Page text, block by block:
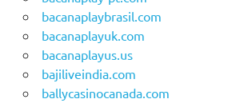
bacanaplaybrasil.com
bacanaplayuk.com
bacanaplayus.us
bajiliveindia.com
ballycasinocanada.com